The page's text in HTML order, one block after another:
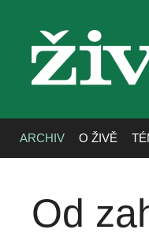
živa
ARCHIV O ŽIVĚ
Od